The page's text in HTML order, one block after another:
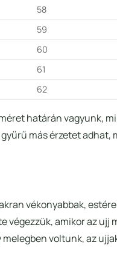
58
59
60
61
62
határán vagyunk,
más érzetet adhat,
vékonyabbak, estére
végezzük, amikor az ujj
voltunk, az